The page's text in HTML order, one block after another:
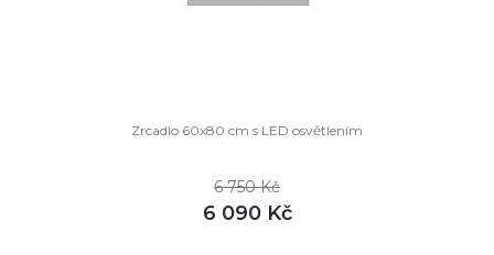
Zrcadlo 60x80 cm s LED osvětlením
6 750 Kč
6 090 Kč